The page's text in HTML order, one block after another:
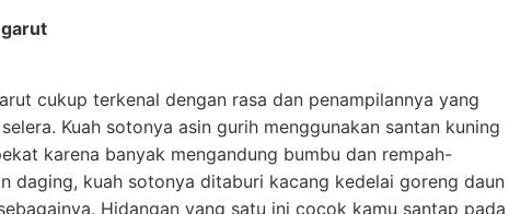
cukup terkenal dengan rasa dan penampilannya yang
Kuah sotonya asin gurih menggunakan santan kuning
karena banyak mengandung bumbu dan rempah-
daging, kuah sotonya ditaburi kacang kedelai goreng daun
Hidangan yang satu ini cocok kamu santap pada